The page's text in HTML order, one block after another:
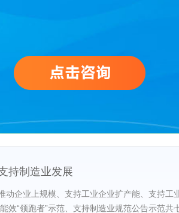
持制造业发展
企业上规模、支持工业企业扩产能、支持工
“领跑者”示范、支持制造业规范公告示范共